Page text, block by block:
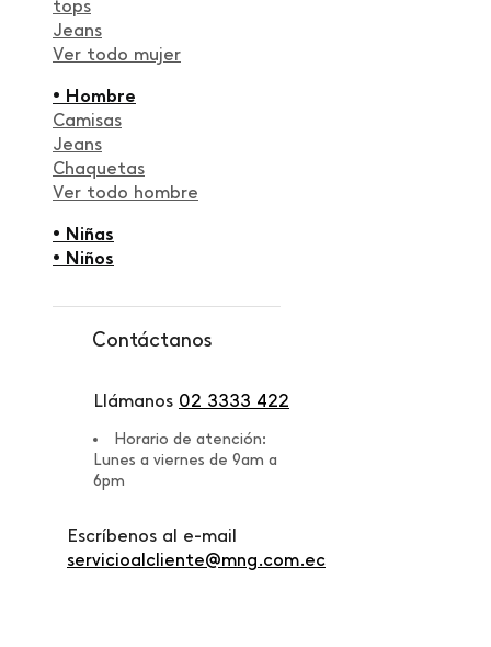
tops
Jeans
Ver todo mujer
• Hombre
Camisas
Jeans
Chaquetas
Ver todo hombre
• Niñas
• Niños
Contáctanos
Llámanos 02 3333 422
Horario de atención:
Lunes a viernes de 9am a
6pm
Escríbenos al e-mail
servicioalcliente@mng.com.ec